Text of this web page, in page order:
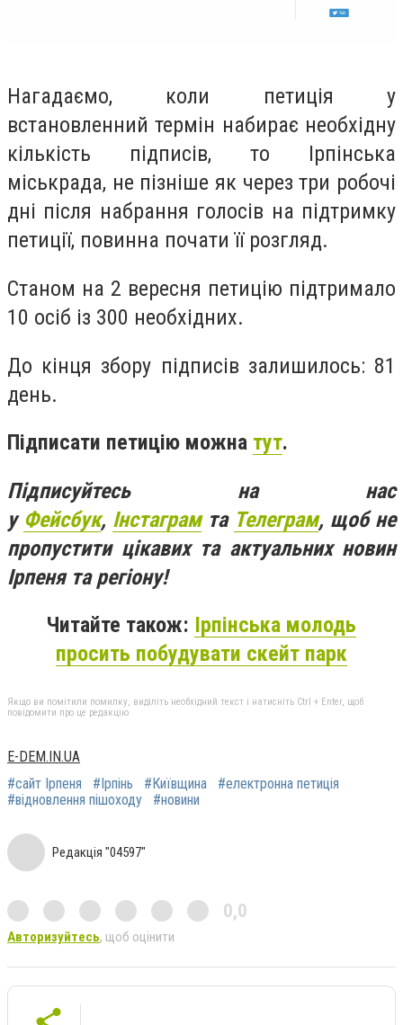
Нагадаємо, коли петиція у
встановленний термін набирає необхідну
кількість підписів, то Ірпінська
міськрада, не пізніше як через три робочі
дні після набрання голосів на підтримку
петиції, повинна почати її розгляд.
Станом на 2 вересня петицію підтримало
10 осіб із 300 необхідних.
До кінця збору підписів залишилось: 81
день.
Підписати петицію можна тут.
Підписуйтесь на нас
у Фейсбук, Інстаграмта Телеграм, щоб не
пропустити цікавих та актуальних новин
Ірпеня та регіону!
Читайте також: Ірпінська молодь
просить побудувати скейт парк
Якщо ви помітили помилку, виділіть необхідний текст і натисніть Ctrl + Enter, щоб
повідомити про це редакцію
E-DEM.IN.UA
#сайт Ірпеня
#Ірпінь #Київщина
#електронна петиція
#відновлення пішоходу
#новини
Редакція "04597"
0,0
Авторизуйтесь, щоб оцінити